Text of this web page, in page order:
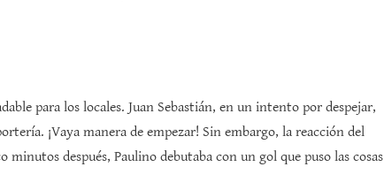
para los locales. Juan Sebastián, en un intento por despejar,
¡Vaya manera de empezar! Sin embargo, la reacción del
después, Paulino debutaba con un gol que puso las cosas